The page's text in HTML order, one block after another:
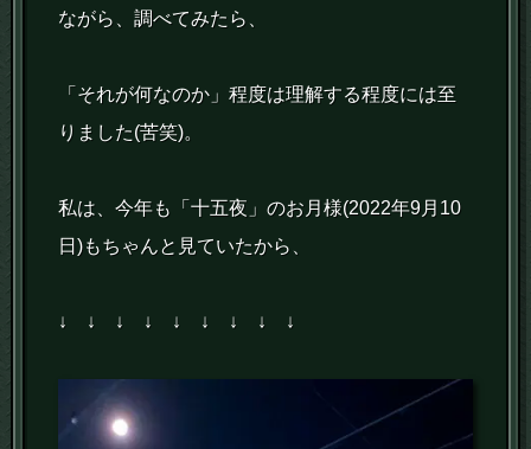
ながら、調べてみたら、
「それが何なのか」程度は理解する程度には至
りました(苦笑)。
私は、今年も「十五夜」のお月様(2022年9月10
日)もちゃんと見ていたから、
↓ ↓ ↓ ↓ ↓ ↓ ↓ ↓ ↓